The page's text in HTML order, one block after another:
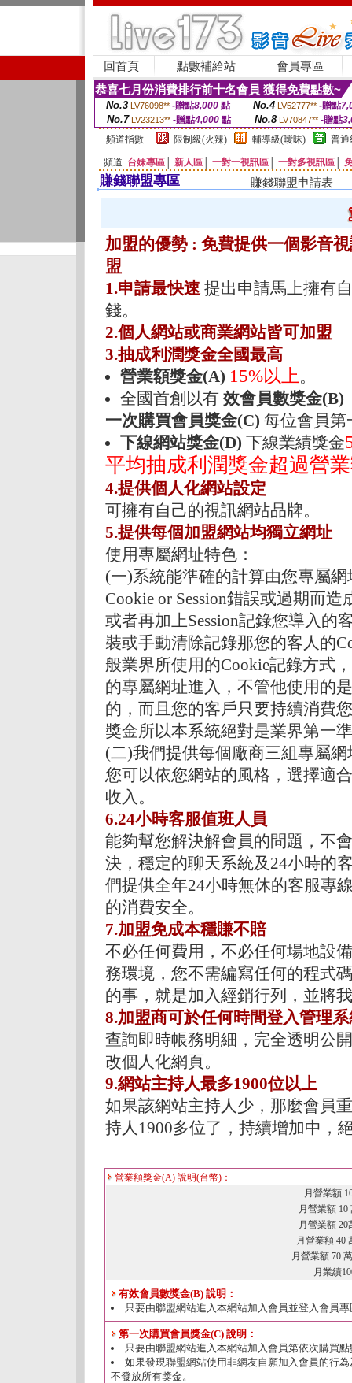
回首頁 點數補給站 會員專區
恭喜七月份消費排行前十名會員 獲得免費點數~
No.3 LV76098** -贈點8,000 點 No.4 LV52777** -贈點
No.7 LV23213** -贈點4,000點 No.8 LV70847** -贈點
頻道指數
限制級(火辣) 輔導級(曖昧) 普通
頻道 台妹專區│ 新人區│ 一對一視訊區│ 一對多視訊區│
賺錢聯盟專區 賺錢聯盟申請表
加盟的優勢 : 免費提供一個影音
盟
1.申請最快速提出申請馬上擁有
錢。
2.個人網站或商業網站皆可加盟
3.抽成利潤獎金全國最高
營業額獎金(A) 15%以上。
全國首創以有 效會員數獎金(B)
一次購買會員獎金(C) 每位會員
下線網站獎金(D) 下線業績獎金
平均抽成利潤獎金超過營
4.提供個人化網站設定
可擁有自己的視訊網站品牌。
5.提供每個加盟網站均獨立網址
使用專屬網址特色：
(一)系統能準確的計算由您專屬
Cookie or Session錯誤或過期而
或者再加上Session記錄您導入的
裝或手動清除記錄那您的客人的
般業界所使用的Cookie記錄方式
的專屬網址進入，不管他使用的
的，而且您的客戶只要持續消費
獎金所以本系統絕對是業界第一
(二)我們提供每個廠商三組專屬網
您可以依您網站的風格，選擇適
收入。
6.24小時客服值班人員
能夠幫您解決解會員的問題，不
決，穩定的聊天系統及24小時的
們提供全年24小時無休的客服專
的消費安全。
7.加盟免成本穩賺不賠
不必任何費用，不必任何場地設
務環境，您不需編寫任何的程式
的事，就是加入經銷行列，並將
8.加盟商可於任何時間登入管理
查詢即時帳務明細，完全透明公
改個人化網頁。
9.網站主持人最多1900位以上
如果該網站主持人少，那麼會員
持人1900多位了，持續增加中，
營業額獎金(A) 說明(台幣)：
月營業額
月營業額 10
月營業額 20
月營業額 40
月營業額 70
月業績
有效會員數獎金(B) 說明：
只要由聯盟網站進入本網站加入會員並登入會員
第一次購買會員獎金(C) 說明：
只要由聯盟網站進入本網站加入會員第依次購買
如果發現聯盟網站使用非網友自願加入會員的行
不發放所有獎金。